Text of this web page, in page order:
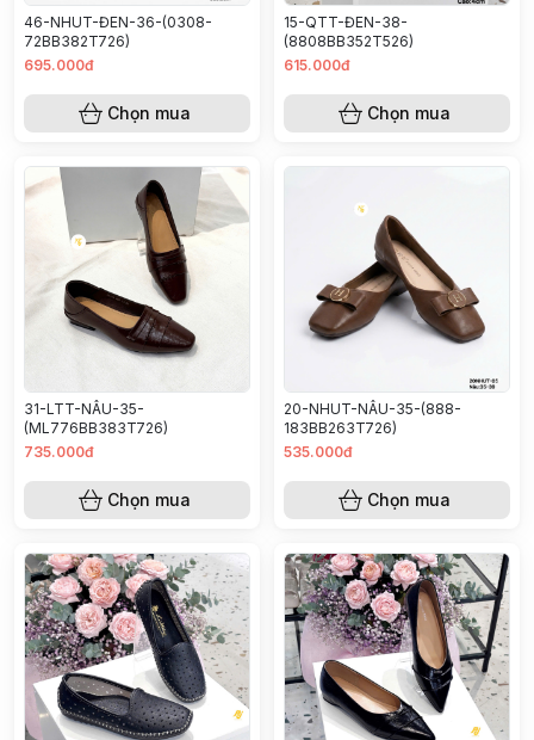
46-NHUT-ĐEN-36-(0308-
72BB382T726)
695.000đ
Chọn mua
15-QTT-ĐEN-38-
(8808BB352T526)
615.000đ
Chọn mua
31-LTT-NÂU-35-
(ML776BB383T726)
735.000đ
Chọn mua
20-NHUT-NÂU-35-(888-
183BB263T726)
535.000đ
Chọn mua